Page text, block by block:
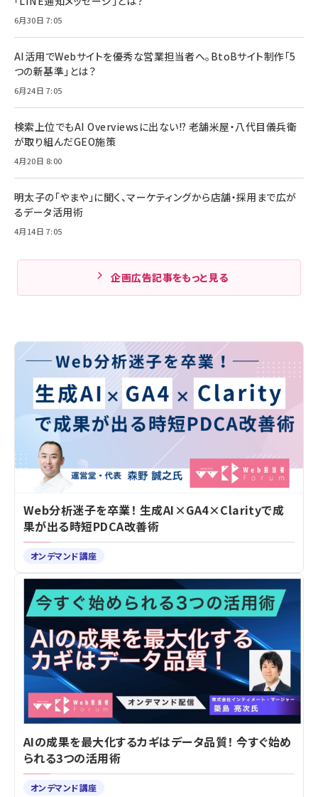
6月30日 7:05
AI活用でWebサイトを優秀な営業担当者へ。BtoBサイト制作「5
つの新基準」とは？
6月24日 7:05
検索上位でもAI Overviewsに出ない!? 老舗米屋・八代目儀兵衛
が取り組んだGEO施策
4月20日 8:00
明太子の「やまや」に聞く、マーケティングから店舗・採用まで広が
るデータ活用術
4月14日 7:05
企画広告記事をもっと見る
Web分析迷子を卒業！ 生成AI×GA4×Clarityで成
果が出る時短PDCA改善術
オンデマンド講座
AIの成果を最大化するカギはデータ品質！ 今すぐ始め
られる3つの活用術
オンデマンド講座